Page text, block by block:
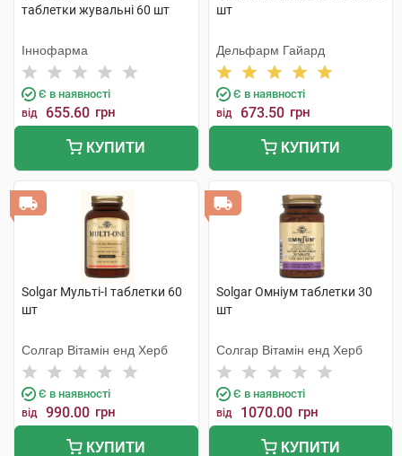
таблетки жувальні 60 шт
Іннофарма
Є в наявності
від 655.60 грн
КУПИТИ
шт
Дельфарм Гайард
Є в наявності
від 673.50 грн
КУПИТИ
Solgar Мульті-I таблетки 60
шт
Солгар Вітамін енд Херб
Є в наявності
від 990.00 грн
КУПИТИ
Solgar Омніум таблетки 30
шт
Солгар Вітамін енд Херб
Є в наявності
від 1070.00 грн
КУПИТИ